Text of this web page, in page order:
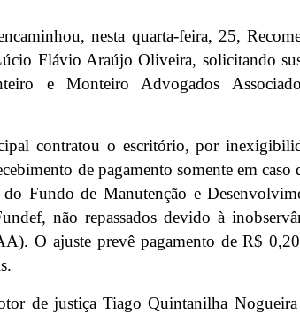
nesta quarta-feira, 25,
Flávio Araújo Oliveira, solicitando
e Monteiro Advogados
contratou o escritório, por
de pagamento somente em caso
do Fundo de Manutenção e
não repassados devido à
O ajuste prevê pagamento de R$
de justiça Tiago Quintanilha Nogueira